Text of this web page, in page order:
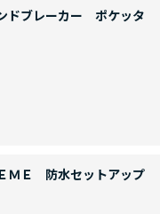
ドブレーカー ポケッタ
ＭＥ 防水セットアップ